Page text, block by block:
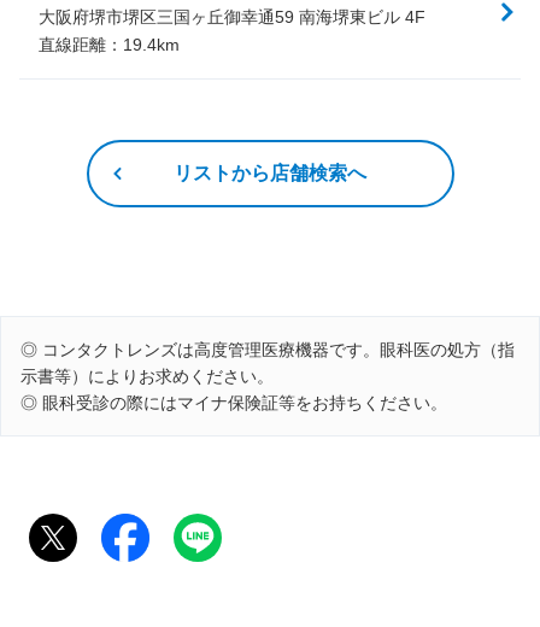
大阪府堺市堺区三国ヶ丘御幸通59 南海堺東ビル 4F
直線距離： 19.4km
リストから店舗検索へ
◎ コンタクトレンズは高度管理医療機器です。眼科医の処方（指
示書等）によりお求めください。
◎ 眼科受診の際にはマイナ保険証等をお持ちください。